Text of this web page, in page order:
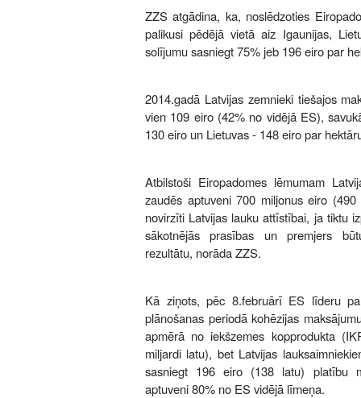
ZZS atgādina, ka, noslēdzoties
palikusi pēdējā vietā aiz Igaunijas,
solījumu sasniegt 75% jeb 196 eiro par
2014.gadā Latvijas zemnieki tiešajos
vien 109 eiro (42% no vidējā ES),
130 eiro un Lietuvas - 148 eiro par
Atbilstoši Eiropadomes lēmumam
zaudēs aptuveni 700 miljonus eiro
novirzīti Latvijas lauku attīstībai, ja tiktu
sākotnējās prasības un premjers
rezultātu, norāda ZZS.
Kā ziņots, pēc 8.februārī ES līderu
plānošanas periodā kohēzijas
apmērā no iekšzemes kopprodukta
miljardi latu), bet Latvijas
sasniegt 196 eiro (138 latu) platību
aptuveni 80% no ES vidējā līmeņa.